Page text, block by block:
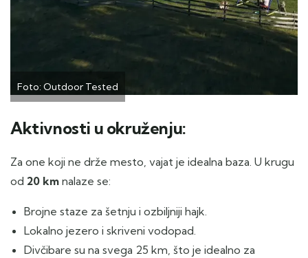
Foto: Outdoor Tested
Aktivnosti u okruženju:
Za one koji ne drže mesto, vajat je idealna baza. U krugu
od 20 km nalaze se:
Brojne staze za šetnju i ozbiljniji hajk.
Lokalno jezero i skriveni vodopad.
Divčibare su na svega 25 km, što je idealno za